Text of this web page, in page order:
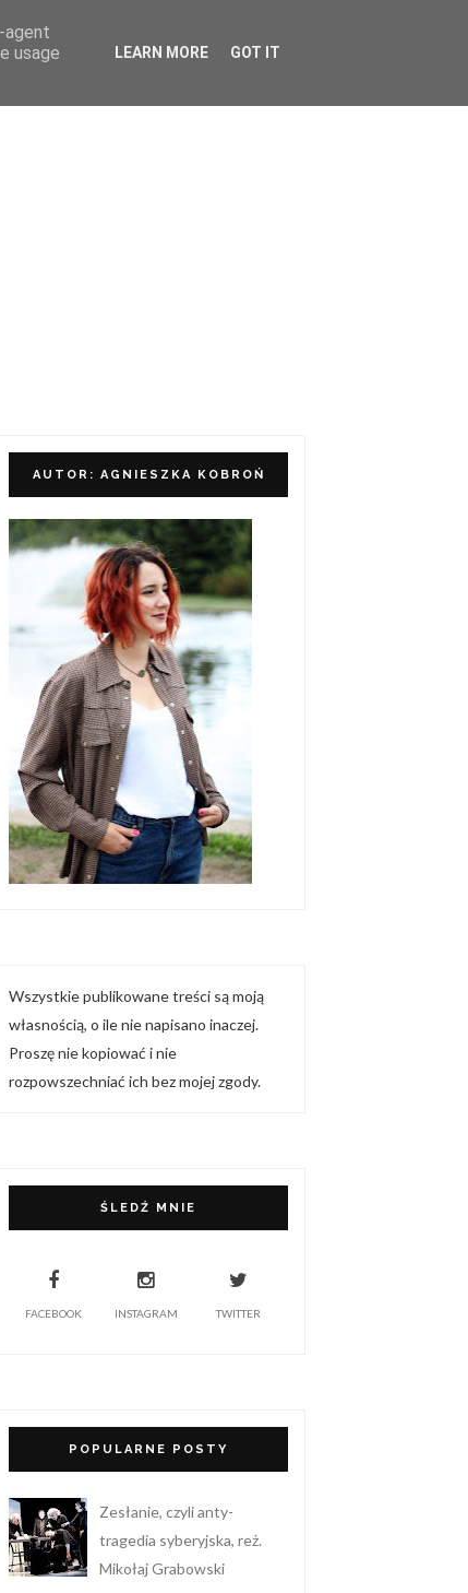
I KONTAKT
AUTOR: AGNIESZKA KOBROŃ
Wszystkie publikowane treści są moją
własnością, o ile nie napisano inaczej.
Proszę nie kopiować i nie
rozpowszechniać ich bez mojej zgody.
ŚLEDŹ MNIE
FACEBOOK INSTAGRAM TWITTER
POPULARNE POSTY
Zesłanie, czyli anty-
tragedia syberyjska, reż.
Mikołaj Grabowski
agent
usage
LEARN MORE GOT IT